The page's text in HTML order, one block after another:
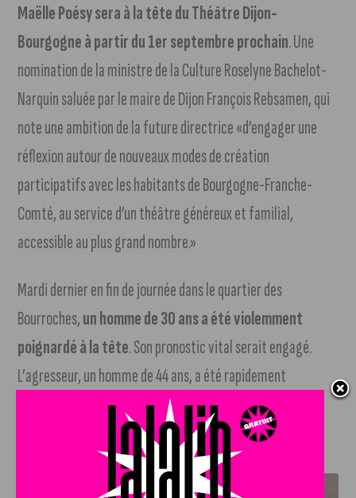
Maëlle Poésy sera à la tête du Théâtre Dijon-
Bourgogne à partir du 1er septembre prochain. Une
nomination de la ministre de la Culture Roselyne Bachelot-
Narquin saluée par le maire de Dijon François Rebsamen, qui
note une ambition de la future directrice «d’engager une
réflexion autour de nouveaux modes de création
participatifs avec les habitants de Bourgogne-Franche-
Comté, au service d’un théâtre généreux et familial,
accessible au plus grand nombre.»
Mardi dernier en fin de journée dans le quartier des
Bourroches,un homme de 30 ans a été violemment
poignardé à la tête. Son pronostic vital serait engagé.
L’agresseur, un homme de 44 ans, a été rapidement
interpellé et placé en garde à vue.